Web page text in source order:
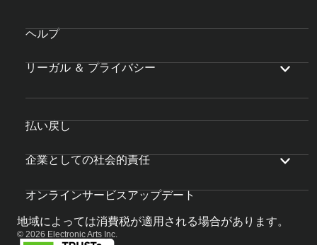
ヘルプ
リーガル ＆ プライバシー
払い戻し
企業としての社会的責任
オンラインサービスアップデート
地域によっては消費税が適用される場合があります。
© 2026 Electronic Arts Inc.